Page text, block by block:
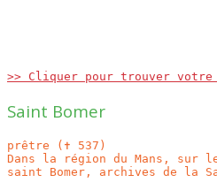
>> Cliquer pour trouver
Saint Bomer
prêtre (✝ 537)
Dans la région du Mans, sur
saint Bomer, archives de la